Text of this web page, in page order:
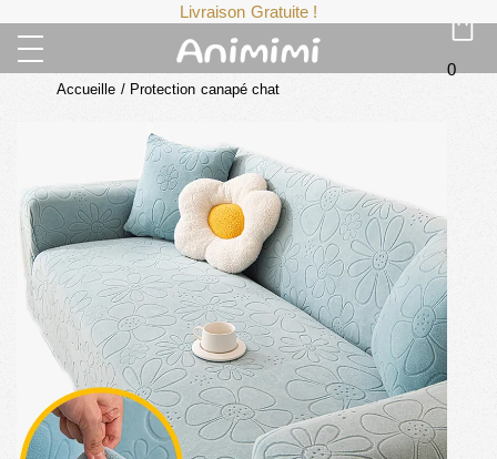
Livraison Gratuite !
0
Accueille / Protection canapé chat